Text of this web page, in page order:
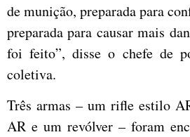
de munição, preparada para
preparada para causar mais
foi feito”, disse o chefe de
coletiva.
Três armas – um rifle estilo
AR e um revólver – foram